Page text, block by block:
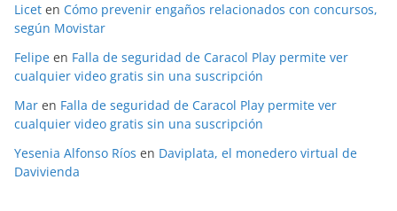
Licet en Cómo prevenir engaños relacionados con concursos,
según Movistar
Felipe en Falla de seguridad de Caracol Play permite ver
cualquier video gratis sin una suscripción
Mar en Falla de seguridad de Caracol Play permite ver
cualquier video gratis sin una suscripción
Yesenia Alfonso Ríos en Daviplata, el monedero virtual de
Davivienda